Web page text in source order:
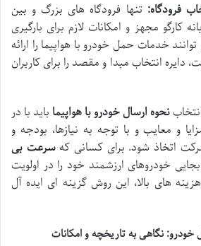
فرودگاه: تنها فرودگاه های بزرگ و بین
کارگو مجهز و امکانات لازم برای بارگیری
خدمات حمل خودرو با هواپیما را ارائه
دایره انتخاب مبدا و مقصد را برای کاربران
نحوه ارسال خودرو با هواپیما باید با در
و معایب و با توجه به نیازها، بودجه و
اتخاذ شود. برای کسانی کهسرعت بی
خودروهای ارزشمند خود را در اولویت
های بالا، این روش گزینه ای ایده آل
نگاهی به تاریخچه و امکانات